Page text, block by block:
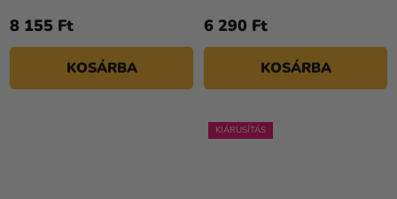
8 155 Ft
KOSÁRBA
6 290 Ft
KOSÁRBA
KIÁRUSÍTÁS